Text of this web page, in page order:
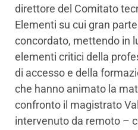
direttore del Comitato
Elementi su cui gran
concordato, mettendo in
elementi critici della
di accesso e della
che hanno animato la
confronto il magistrato
intervenuto da remoto –